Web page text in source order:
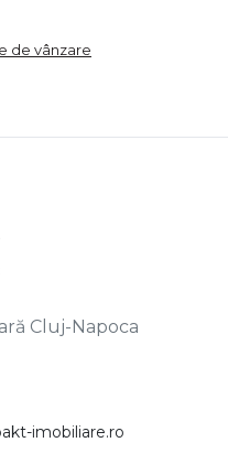
de vânzare
Cluj-Napoca
imobiliare.ro